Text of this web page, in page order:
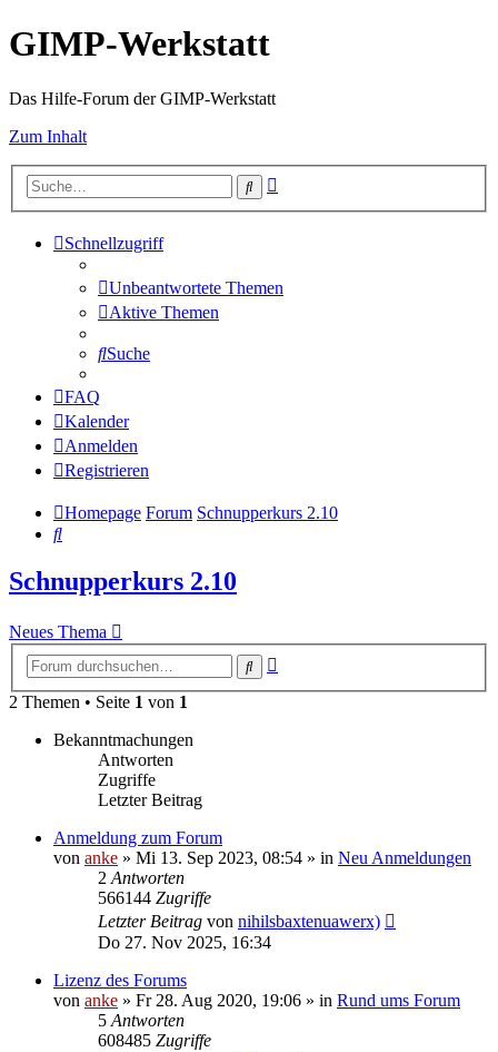
GIMP-Werkstatt
Das Hilfe-Forum der GIMP-Werkstatt
Zum Inhalt
Suche
Schnellzugriff
Unbeantwortete Themen
Aktive Themen
Suche
FAQ
Kalender
Anmelden
Registrieren
Homepage Forum Schnupperkurs 2.10
Suche
Schnupperkurs 2.10
Neues Thema
Suche
2 Themen • Seite 1 von 1
Bekanntmachungen
Antworten
Zugriffe
Letzter Beitrag
Anmeldung zum Forum
von anke » Mi 13. Sep 2023, 08:54 » in Neu Anmeldungen
2 Antworten
566144 Zugriffe
Letzter Beitrag von nihilsbaxtenuawerx)
Do 27. Nov 2025, 16:34
Lizenz des Forums
von anke » Fr 28. Aug 2020, 19:06 » in Rund ums Forum
5 Antworten
608485 Zugriffe